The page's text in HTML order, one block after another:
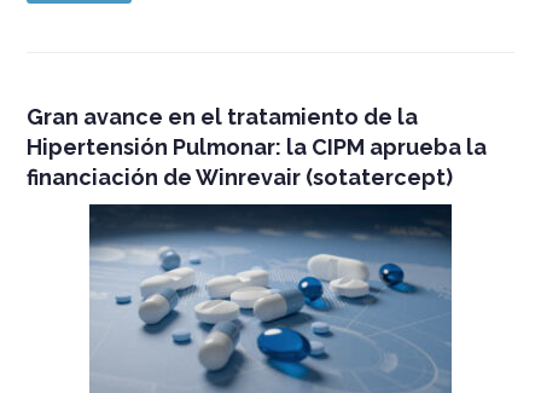
Gran avance en el tratamiento de la
Hipertensión Pulmonar: la CIPM aprueba la
financiación de Winrevair (sotatercept)